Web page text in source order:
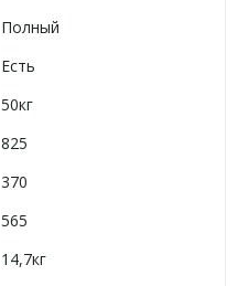
Полный
Есть
50кг
825
370
565
14,7кг